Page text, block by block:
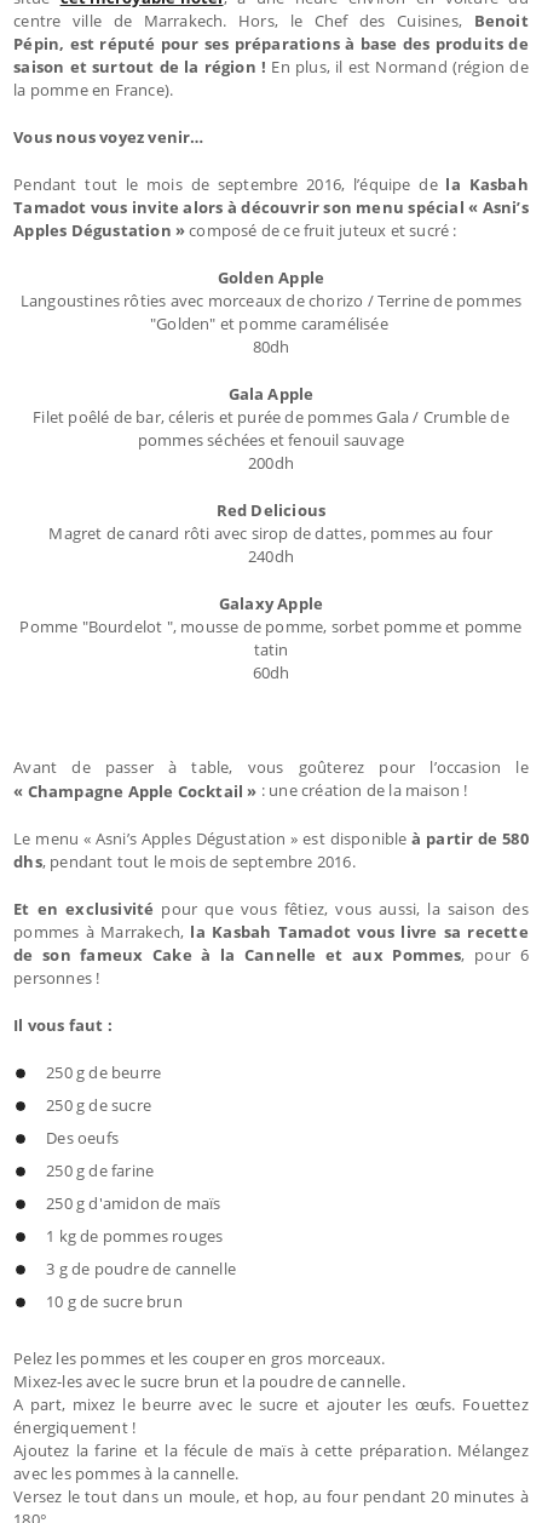
centre ville de Marrakech. Hors, le Chef des Cuisines, Benoit
Pépin, est réputé pour ses préparations à base des produits de
saison et surtout de la région ! En plus, il est Normand (région de
la pomme en France).
Vous nous voyez venir…
Pendant tout le mois de septembre 2016, l’équipe de la Kasbah
Tamadot vous invite alors à découvrir son menu spécial « Asni’s
Apples Dégustation »composé de ce fruit juteux et sucré :
Golden Apple
Langoustines rôties avec morceaux de chorizo / Terrine de pommes
"Golden" et pomme caramélisée
80dh
Gala Apple
Filet poêlé de bar, céleris et purée de pommes Gala / Crumble de
pommes séchées et fenouil sauvage
200dh
Red Delicious
Magret de canard rôti avec sirop de dattes, pommes au four
240dh
Galaxy Apple
Pomme "Bourdelot ", mousse de pomme, sorbet pomme et pomme
tatin
60dh
Avant de passer à table, vous goûterez pour l’occasion le
« Champagne Apple Cocktail » : une création de la maison !
Le menu « Asni’s Apples Dégustation » est disponible à partir de 580
dhs, pendant tout le mois de septembre 2016.
Et en exclusivité pour que vous fêtiez, vous aussi, la saison des
pommes à Marrakech, la Kasbah Tamadot vous livre sa recette
de son fameux Cake à la Cannelle et aux Pommes, pour 6
personnes !
Il vous faut :
250 g de beurre
250 g de sucre
Des oeufs
250 g de farine
250 g d'amidon de maïs
1 kg de pommes rouges
3 g de poudre de cannelle
10 g de sucre brun
Pelez les pommes et les couper en gros morceaux.
Mixez-les avec le sucre brun et la poudre de cannelle.
A part, mixez le beurre avec le sucre et ajouter les œufs. Fouettez
énergiquement !
Ajoutez la farine et la fécule de maïs à cette préparation. Mélangez
avec les pommes à la cannelle.
Versez le tout dans un moule, et hop, au four pendant 20 minutes à